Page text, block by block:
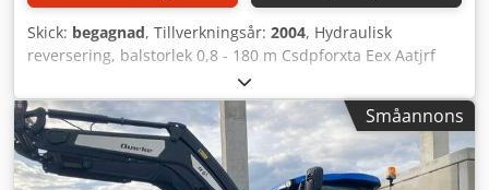
Skick: begagnad, Tillverkningsår: 2004, Hydraulisk
reversering, balstorlek 0,8 - 180 m Csdpforxta Eex Aatjrf
Småannons